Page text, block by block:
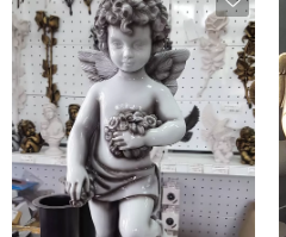
Памятники
Памятники
Памятники
Памятники
Памятники с